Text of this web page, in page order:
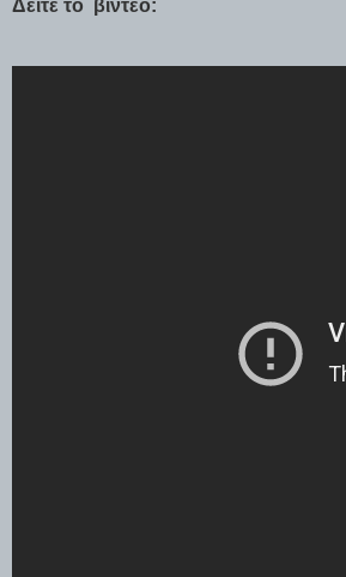
Δείτε το βίντεο: